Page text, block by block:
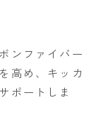
ンファイバー
高め、キッカ
ポートしま